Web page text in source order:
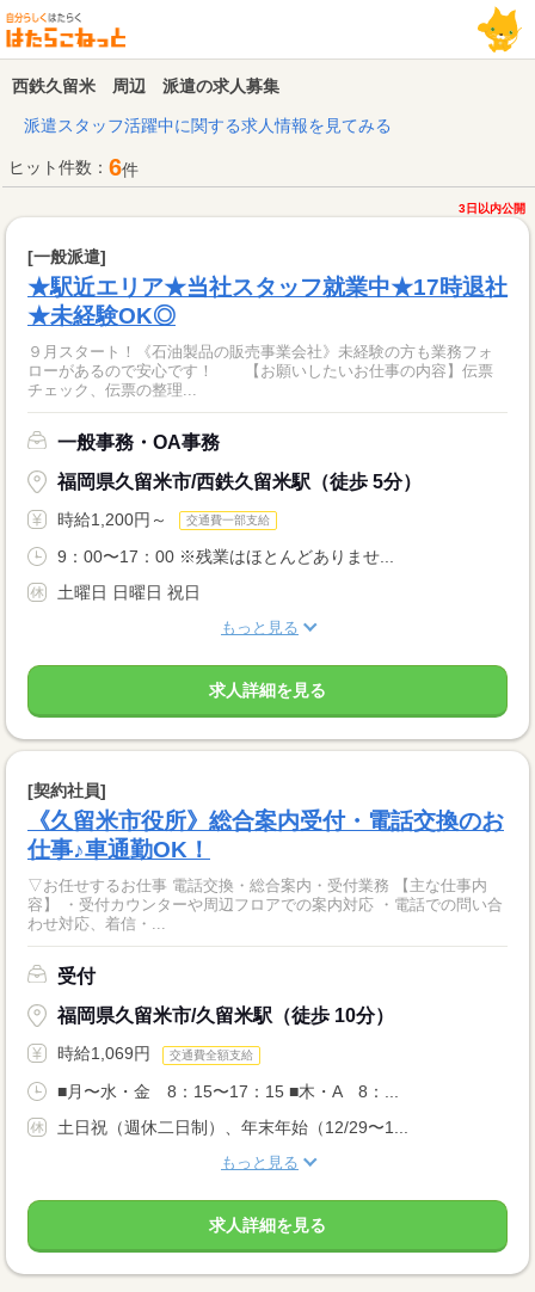
西鉄久留米 周辺 派遣の求人募集
派遣スタッフ活躍中に関する求人情報を見てみる
ヒット件数： 6件
3日以内公開
[一般派遣]
★駅近エリア★当社スタッフ就業中★17時退社
★未経験OK◎
９月スタート！《石油製品の販売事業会社》未経験の方も業務フォ
ローがあるので安心です！ 【お願いしたいお仕事の内容】伝票
チェック、伝票の整理...
一般事務・OA事務
福岡県久留米市/西鉄久留米駅（徒歩 5分）
時給1,200円～ 交通費一部支給
9：00〜17：00 ※残業はほとんどありませ...
土曜日 日曜日 祝日
もっと見る
求人詳細を見る
[契約社員]
《久留米市役所》総合案内受付・電話交換のお
仕事♪車通勤OK！
▽お任せするお仕事 電話交換・総合案内・受付業務 【主な仕事内
容】 ・受付カウンターや周辺フロアでの案内対応 ・電話での問い合
わせ対応、着信・...
受付
福岡県久留米市/久留米駅（徒歩 10分）
時給1,069円 交通費全額支給
■月〜水・金 8：15〜17：15 ■木・A 8：...
土日祝（週休二日制）、年末年始（12/29〜1...
もっと見る
求人詳細を見る